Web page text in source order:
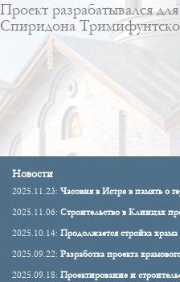
Проект разрабатывался
Спиридона
Новости
2025.11.23: Часовня в Истре в память о
2025.11.06: Строительство в Клинцах
2025.10.14: Продолжается стройка
2025.09.22: Разработка проекта
2025.09.18: Проектирование и